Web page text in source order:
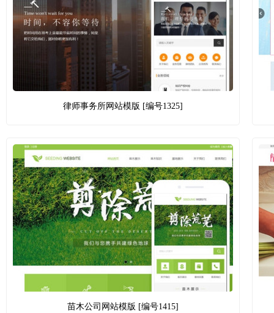
律师事务所网站模版 [编号1325]
苗木公司网站模版 [编号1415]